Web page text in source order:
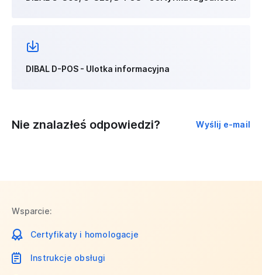
DIBAL D-POS - Ulotka informacyjna
Nie znalazłeś odpowiedzi? Wyślij e-mail
Wsparcie:
Certyfikaty i homologacje
Instrukcje obsługi